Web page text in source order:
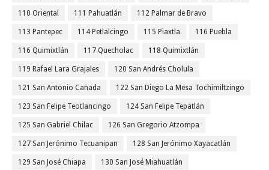
110 Oriental 111 Pahuatlán 112 Palmar de Bravo
113 Pantepec 114 Petlalcingo 115 Piaxtla 116 Puebla
116 Quimixtlán 117 Quecholac 118 Quimixtlán
119 Rafael Lara Grajales 120 San Andrés Cholula
121 San Antonio Cañada 122 San Diego La Mesa Tochimiltzingo
123 San Felipe Teotlancingo 124 San Felipe Tepatlán
125 San Gabriel Chilac 126 San Gregorio Atzompa
127 San Jerónimo Tecuanipan 128 San Jerónimo Xayacatlán
129 San José Chiapa 130 San José Miahuatlán